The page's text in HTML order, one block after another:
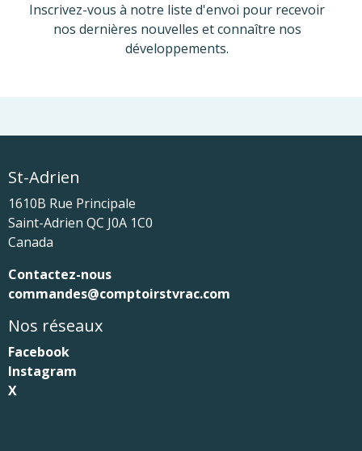
Inscrivez-vous à notre liste d'envoi pour recevoir
nos dernières nouvelles et connaître nos
développements.
St-Adrien
1610B Rue Principale
Saint-Adrien QC J0A 1C0
Canada
Contactez-nous
commandes@comptoirstvrac.com
Nos réseaux
Facebook
Instagram
X